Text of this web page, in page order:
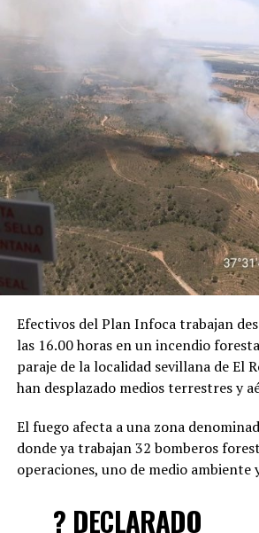
Efectivos del Plan Infoca trabajan
las 16.00 horas en un incendio
paraje de la localidad sevillana de El
han desplazado medios terrestres y
El fuego afecta a una zona
donde ya trabajan 32 bomberos
operaciones, uno de medio ambiente
? DECLARADO